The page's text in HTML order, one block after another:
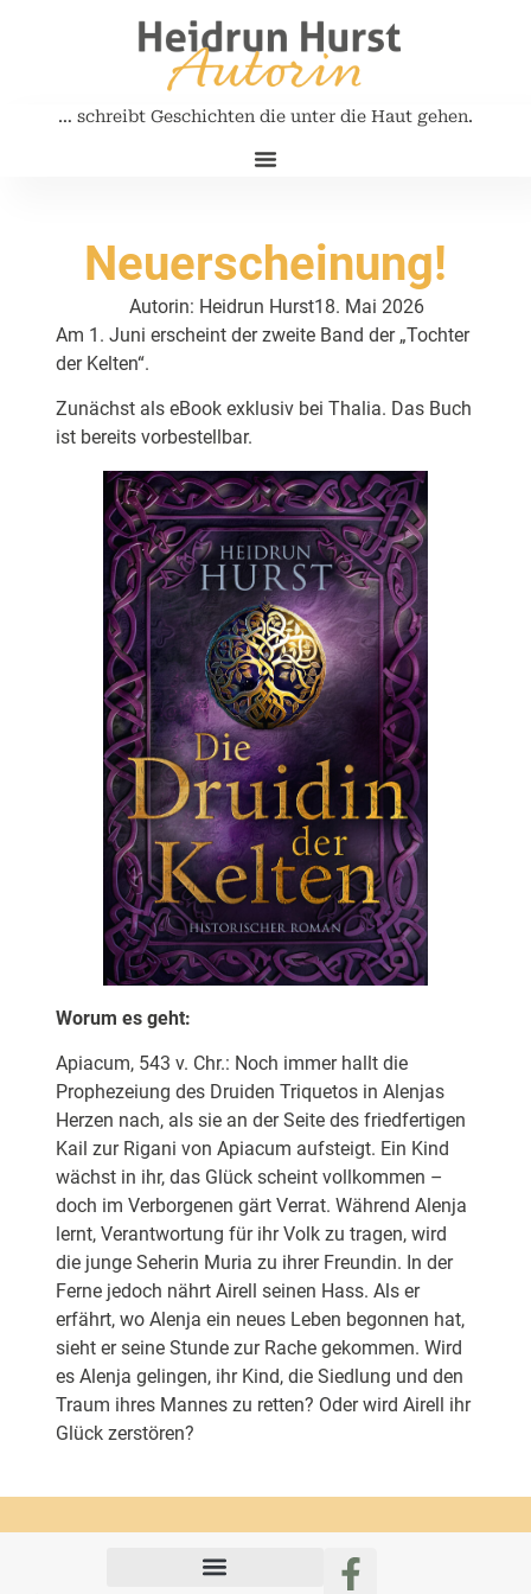
… schreibt Geschichten die unter die Haut gehen.
Neuerscheinung!
Autorin: Heidrun Hurst18. Mai 2026
Am 1. Juni erscheint der zweite Band der „Tochter
der Kelten“.
Zunächst als eBook exklusiv bei Thalia. Das Buch
ist bereits vorbestellbar.
Worum es geht:
Apiacum, 543 v. Chr.: Noch immer hallt die
Prophezeiung des Druiden Triquetos in Alenjas
Herzen nach, als sie an der Seite des friedfertigen
Kail zur Rigani von Apiacum aufsteigt. Ein Kind
wächst in ihr, das Glück scheint vollkommen –
doch im Verborgenen gärt Verrat. Während Alenja
lernt, Verantwortung für ihr Volk zu tragen, wird
die junge Seherin Muria zu ihrer Freundin. In der
Ferne jedoch nährt Airell seinen Hass. Als er
erfährt, wo Alenja ein neues Leben begonnen hat,
sieht er seine Stunde zur Rache gekommen. Wird
es Alenja gelingen, ihr Kind, die Siedlung und den
Traum ihres Mannes zu retten? Oder wird Airell ihr
Glück zerstören?